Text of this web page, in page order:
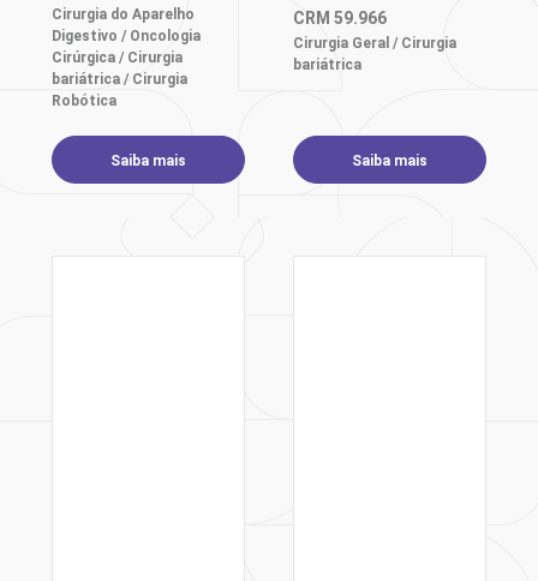
Cirurgia do Aparelho
Digestivo / Oncologia
Cirúrgica / Cirurgia
bariátrica / Cirurgia
Robótica
Saiba mais
CRM 59.966
Cirurgia Geral / Cirurgia
bariátrica
Saiba mais